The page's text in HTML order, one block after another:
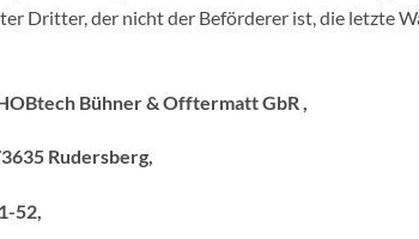
Dritter, der nicht der Beförderer ist, die letzte
HOBtech Bühner & Offtermatt GbR ,
Rudersberg,
52,